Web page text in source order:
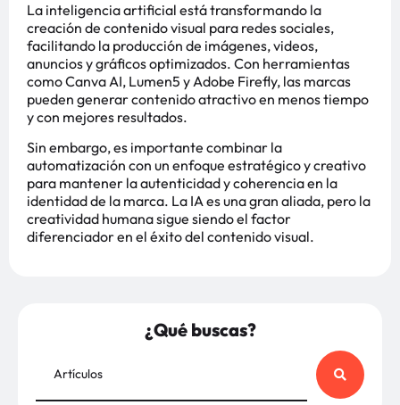
La inteligencia artificial está transformando la
creación de contenido visual para redes sociales,
facilitando la producción de imágenes, videos,
anuncios y gráficos optimizados. Con herramientas
como Canva AI, Lumen5 y Adobe Firefly, las marcas
pueden generar contenido atractivo en menos tiempo
y con mejores resultados.
Sin embargo, es importante combinar la
automatización con un enfoque estratégico y creativo
para mantener la autenticidad y coherencia en la
identidad de la marca. La IA es una gran aliada, pero la
creatividad humana sigue siendo el factor
diferenciador en el éxito del contenido visual.
¿Qué buscas?